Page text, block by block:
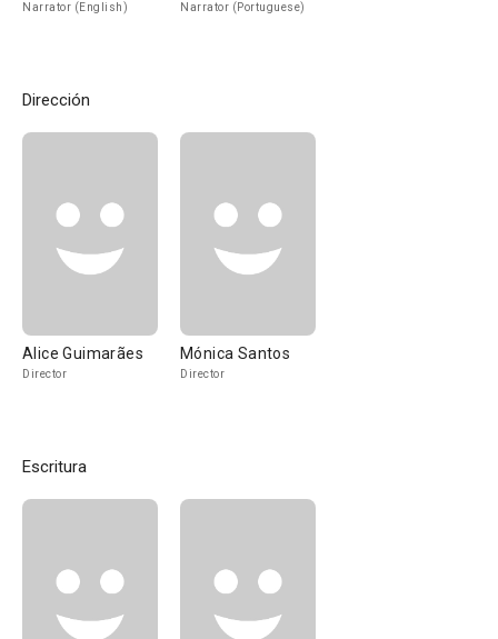
Narrator (English) Narrator (Portuguese)
Dirección
Alice Guimarães
Director
Mónica Santos
Director
Escritura